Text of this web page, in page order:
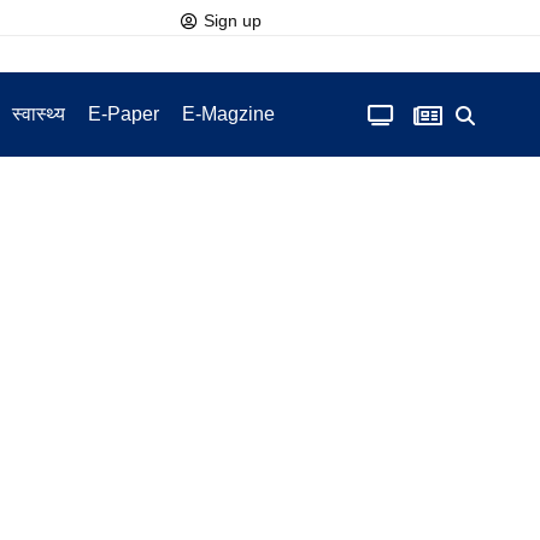
Sign up
स्वास्थ्य E-Paper E-Magzine